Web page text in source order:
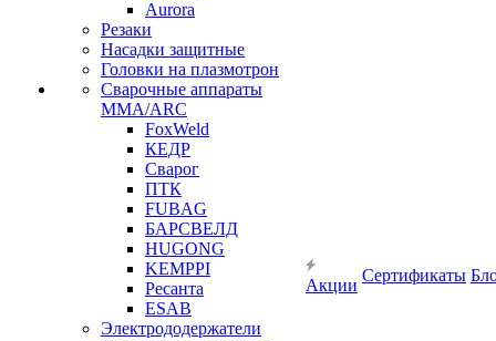
Aurora
Резаки
Насадки защитные
Головки на плазмотрон
Сварочные аппараты
MMA/ARC
FoxWeld
КЕДР
Сварог
ПТК
FUBAG
БАРСВЕЛД
HUGONG
KEMPPI
Ресанта
ESAB
Электрододержатели
Акции
Сертификаты